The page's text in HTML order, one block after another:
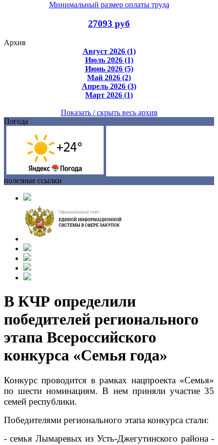
Минимальный размер оплаты труда
27093 руб
Архив
Август 2026 (1)
Июль 2026 (1)
Июнь 2026 (5)
Май 2026 (2)
Апрель 2026 (3)
Март 2026 (1)
Показать / скрыть весь архив
Погода
полезные ссылки
В КЧР определили
победителей регионального
этапа Всероссийского
конкурса «Семья года»
Конкурс проводится в рамках нацпроекта «Семья»
по шести номинациям. В нем приняли участие 35
семей республики.
Победителями регионального этапа конкурса стали:
- семья Лымаревых из Усть-Джегутинского района -